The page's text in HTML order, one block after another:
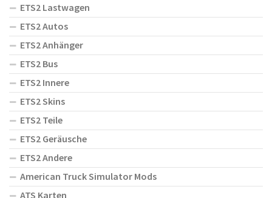
ETS2 Lastwagen
ETS2 Autos
ETS2 Anhänger
ETS2 Bus
ETS2 Innere
ETS2 Skins
ETS2 Teile
ETS2 Geräusche
ETS2 Andere
American Truck Simulator Mods
ATS Karten